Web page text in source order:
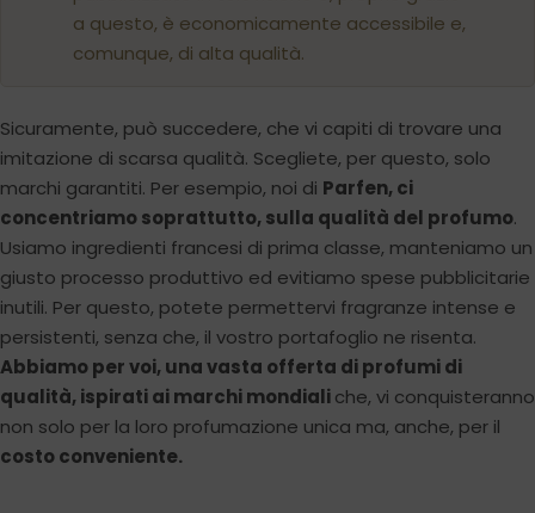
a questo, è economicamente accessibile e,
comunque, di alta qualità.
Sicuramente, può succedere, che vi capiti di trovare una
imitazione di scarsa qualità. Scegliete, per questo, solo
marchi garantiti. Per esempio, noi di Parfen, ci
concentriamo soprattutto, sulla qualità del profumo.
Usiamo ingredienti francesi di prima classe, manteniamo un
giusto processo produttivo ed evitiamo spese pubblicitarie
inutili. Per questo, potete permettervi fragranze intense e
persistenti, senza che, il vostro portafoglio ne risenta.
Abbiamo per voi, una vasta offerta di profumi di
qualità, ispirati ai marchi mondialiche, vi conquisteranno
non solo per la loro profumazione unica ma, anche, per il
costo conveniente.